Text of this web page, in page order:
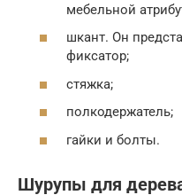
мебельной
шкант. Он
фиксатор;
стяжка;
полкодержатель;
гайки и болты.
Шурупы для